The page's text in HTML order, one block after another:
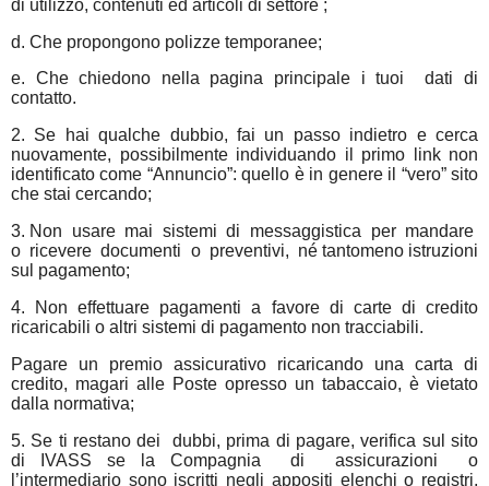
di utilizzo, contenuti ed articoli di settore ;
d. Che propongono polizze temporanee;
e. Che chiedono nella pagina principale i tuoi
dati di
contatto.
2. Se hai qualche dubbio, fai un passo indietro e cerca
nuovamente, possibilmente individuando il primo link non
identificato come “Annuncio”: quello è in genere il “vero” sito
che stai cercando;
3. Non
usare mai sistemi di messaggistica per mandare
o ricevere documenti o preventivi, né tantomeno istruzioni
sul pagamento;
4. Non effettuare pagamenti a favore di carte di credito
ricaricabili o altri sistemi di pagamento non tracciabili.
Pagare un premio assicurativo ricaricando una carta di
credito, magari alle Poste opresso un tabaccaio, è vietato
dalla normativa;
5. Se ti restano dei
dubbi, prima di pagare, verifica sul sito
di IVASS se la Compagnia
di assicurazioni
o
l’intermediario sono iscritti negli appositi elenchi o registri,